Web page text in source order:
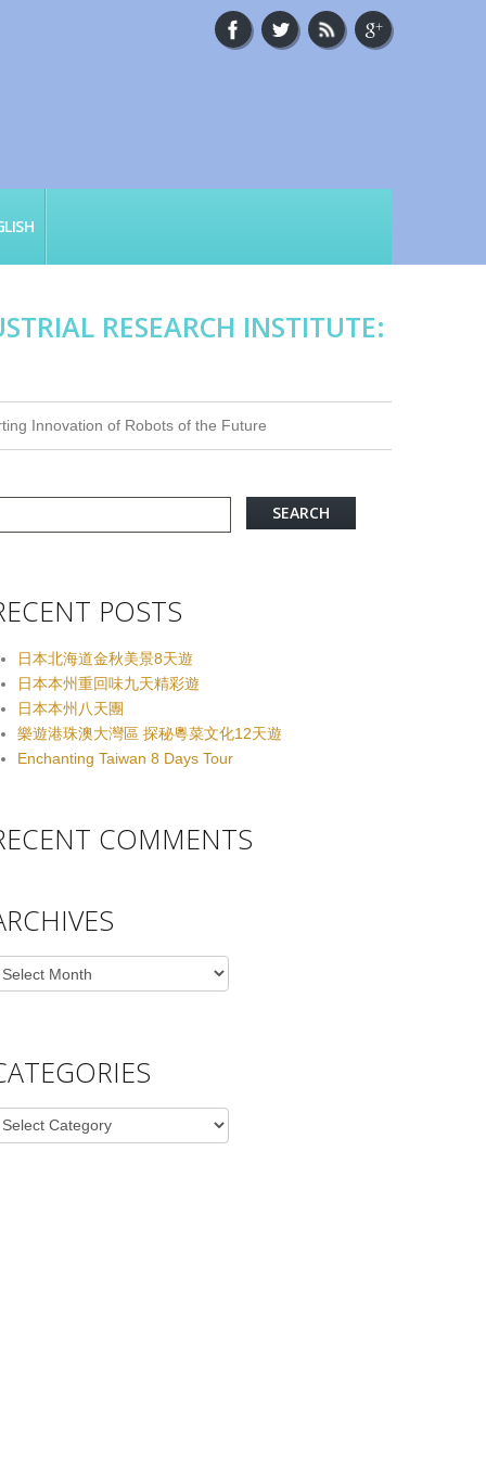
RESEARCH INSTITUTE:
Innovation of Robots of the Future
POSTS
日本北海道金秋美景8天遊
日本本州重回味九天精彩遊
日本本州八天團
樂遊港珠澳大灣區 探秘粵菜文化12天遊
Enchanting Taiwan 8 Days Tour
COMMENTS